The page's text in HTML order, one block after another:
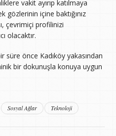
vakit ayırıp katılmaya
gözlerinin içine baktığınız
çevrimiçi profilinizi
olacaktır.
süre önce Kadıköy yakasından
bir dokunuşla konuya uygun
Sosyal Ağlar Teknoloji